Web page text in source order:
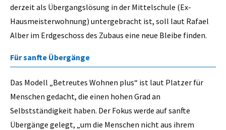
derzeit als Übergangslösung in der Mittelschule (Ex-
Hausmeisterwohnung) untergebracht ist, soll laut Rafael
Alber im Erdgeschoss des Zubaus eine neue Bleibe finden.
Für sanfte Übergänge
Das Modell „Betreutes Wohnen plus“ ist laut Platzer für
Menschen gedacht, die einen hohen Grad an
Selbstständigkeit haben. Der Fokus werde auf sanfte
Übergänge gelegt, „um die Menschen nicht aus ihrem